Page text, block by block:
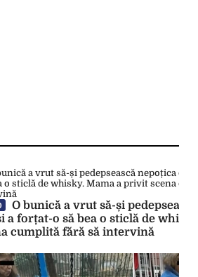
O bunică a vrut să-și
a forțat-o să bea o sticlă de
cumplită fără să intervină